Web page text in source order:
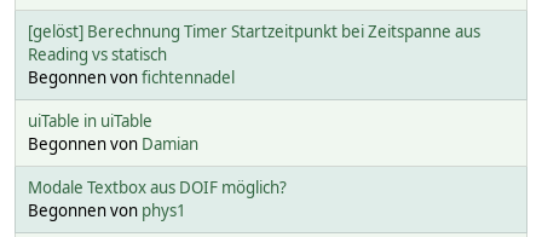
[gelöst] Berechnung Timer Startzeitpunkt bei Zeitspanne aus
Reading vs statisch
Begonnen vonfichtennadel
uiTable in uiTable
Begonnen von Damian
Modale Textbox aus DOIF möglich?
Begonnen von phys1